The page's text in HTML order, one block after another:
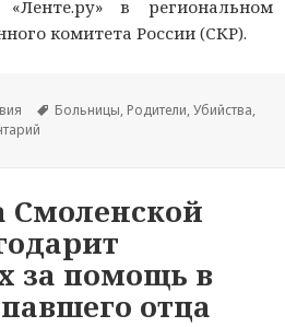
в региональном
комитета России (СКР).
Метки
Больницы, Родители,Убийства,
за помощь в
отца